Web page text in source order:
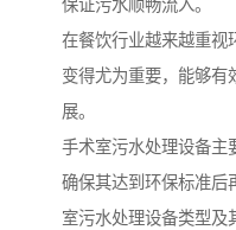
保证污水顺畅流入。
在餐饮行业越来越重视
变得尤为重要，能够有
展。
手术室污水处理设备主
确保其达到环保标准后
室污水处理设备类型及